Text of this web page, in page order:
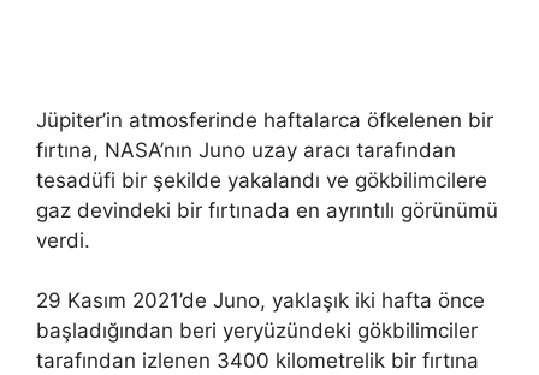
Jüpiter’in atmosferinde haftalarca öfkelenen bir
fırtına, NASA’nın Juno uzay aracı tarafından
tesadüfi bir şekilde yakalandı ve gökbilimcilere
gaz devindeki bir fırtınada en ayrıntılı görünümü
verdi.
29 Kasım 2021’de Juno, yaklaşık iki hafta önce
başladığından beri yeryüzündeki gökbilimciler
tarafından izlenen 3400 kilometrelik bir fırtına